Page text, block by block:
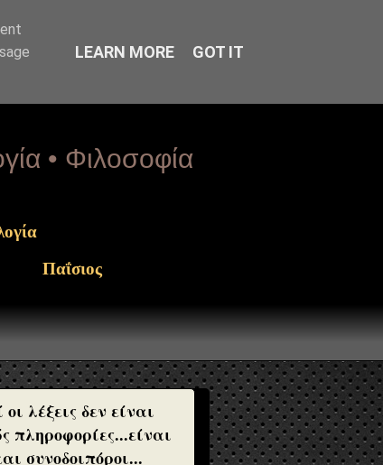
• Φιλοσοφία
Παΐσιος
οι λέξεις δεν είναι
πληροφορίες...είναι
συνοδοιπόροι...
LEARN MORE GOT IT